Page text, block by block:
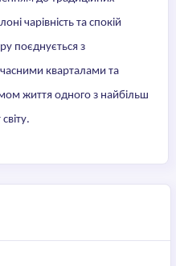
чарівність та спокій
поєднується з
кварталами та
життя одного з найбільш